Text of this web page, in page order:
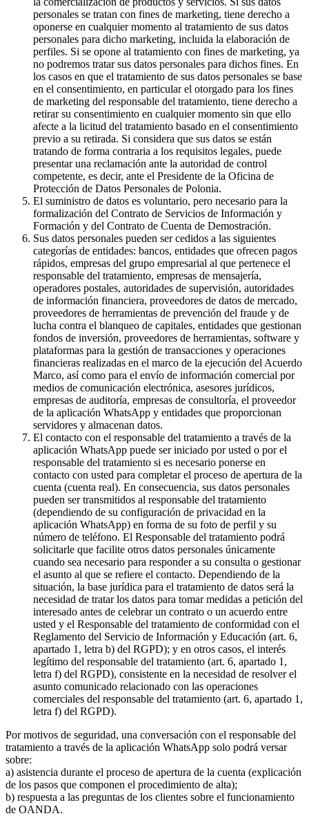
personales se tratan con fines de marketing, tiene derecho a
oponerse en cualquier momento al tratamiento de sus datos
personales para dicho marketing, incluida la elaboración de
perfiles. Si se opone al tratamiento con fines de marketing, ya
no podremos tratar sus datos personales para dichos fines. En
los casos en que el tratamiento de sus datos personales se base
en el consentimiento, en particular el otorgado para los fines
de marketing del responsable del tratamiento, tiene derecho a
retirar su consentimiento en cualquier momento sin que ello
afecte a la licitud del tratamiento basado en el consentimiento
previo a su retirada. Si considera que sus datos se están
tratando de forma contraria a los requisitos legales, puede
presentar una reclamación ante la autoridad de control
competente, es decir, ante el Presidente de la Oficina de
Protección de Datos Personales de Polonia.
El suministro de datos es voluntario, pero necesario para la
formalización del Contrato de Servicios de Información y
Formación y del Contrato de Cuenta de Demostración.
Sus datos personales pueden ser cedidos a las siguientes
categorías de entidades: bancos, entidades que ofrecen pagos
rápidos, empresas del grupo empresarial al que pertenece el
responsable del tratamiento, empresas de mensajería,
operadores postales, autoridades de supervisión, autoridades
de información financiera, proveedores de datos de mercado,
proveedores de herramientas de prevención del fraude y de
lucha contra el blanqueo de capitales, entidades que gestionan
fondos de inversión, proveedores de herramientas, software y
plataformas para la gestión de transacciones y operaciones
financieras realizadas en el marco de la ejecución del Acuerdo
Marco, así como para el envío de información comercial por
medios de comunicación electrónica, asesores jurídicos,
empresas de auditoría, empresas de consultoría, el proveedor
de la aplicación WhatsApp y entidades que proporcionan
servidores y almacenan datos.
El contacto con el responsable del tratamiento a través de la
aplicación WhatsApp puede ser iniciado por usted o por el
responsable del tratamiento si es necesario ponerse en
contacto con usted para completar el proceso de apertura de la
cuenta (cuenta real). En consecuencia, sus datos personales
pueden ser transmitidos al responsable del tratamiento
(dependiendo de su configuración de privacidad en la
aplicación WhatsApp) en forma de su foto de perfil y su
número de teléfono. El Responsable del tratamiento podrá
solicitarle que facilite otros datos personales únicamente
cuando sea necesario para responder a su consulta o gestionar
el asunto al que se refiere el contacto. Dependiendo de la
situación, la base jurídica para el tratamiento de datos será la
necesidad de tratar los datos para tomar medidas a petición del
interesado antes de celebrar un contrato o un acuerdo entre
usted y el Responsable del tratamiento de conformidad con el
Reglamento del Servicio de Información y Educación (art. 6,
apartado 1, letra b) del RGPD); y en otros casos, el interés
legítimo del responsable del tratamiento (art. 6, apartado 1,
letra f) del RGPD), consistente en la necesidad de resolver el
asunto comunicado relacionado con las operaciones
comerciales del responsable del tratamiento (art. 6, apartado 1,
letra f) del RGPD).
Por motivos de seguridad, una conversación con el responsable del
tratamiento a través de la aplicación WhatsApp solo podrá versar
sobre:
a) asistencia durante el proceso de apertura de la cuenta (explicación
de los pasos que componen el procedimiento de alta);
b) respuesta a las preguntas de los clientes sobre el funcionamiento
de OANDA.